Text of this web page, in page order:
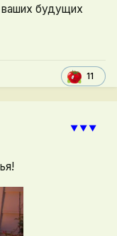
будущих
11
⯆⯆⯆